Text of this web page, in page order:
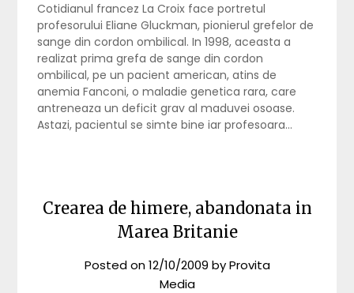
Cotidianul francez La Croix face portretul
profesorului Eliane Gluckman, pionierul grefelor de
sange din cordon ombilical. In 1998, aceasta a
realizat prima grefa de sange din cordon
ombilical, pe un pacient american, atins de
anemia Fanconi, o maladie genetica rara, care
antreneaza un deficit grav al maduvei osoase.
Astazi, pacientul se simte bine iar profesoara…
Crearea de himere, abandonata in
Marea Britanie
Posted on12/10/2009 byProvita
Media